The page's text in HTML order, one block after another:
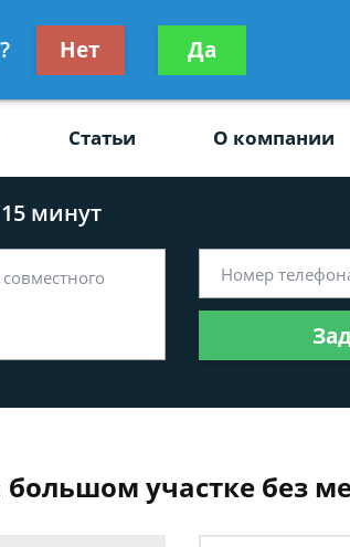
Получите консультацию
бесплатно
Статьи О компании
минут
участке без
Нет Да